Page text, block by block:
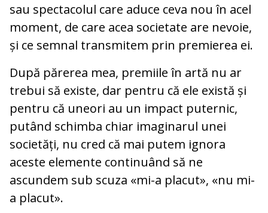
sau spectacolul care aduce ceva nou în acel
moment, de care acea societate are nevoie,
și ce semnal transmitem prin premierea ei.
După părerea mea, premiile în artă nu ar
trebui să existe, dar pentru că ele există și
pentru că uneori au un impact puternic,
putând schimba chiar imaginarul unei
societăți, nu cred că mai putem ignora
aceste elemente continuând să ne
ascundem sub scuza «mi-a placut», «nu mi-
a placut».